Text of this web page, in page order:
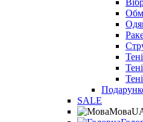
SALE
Мова